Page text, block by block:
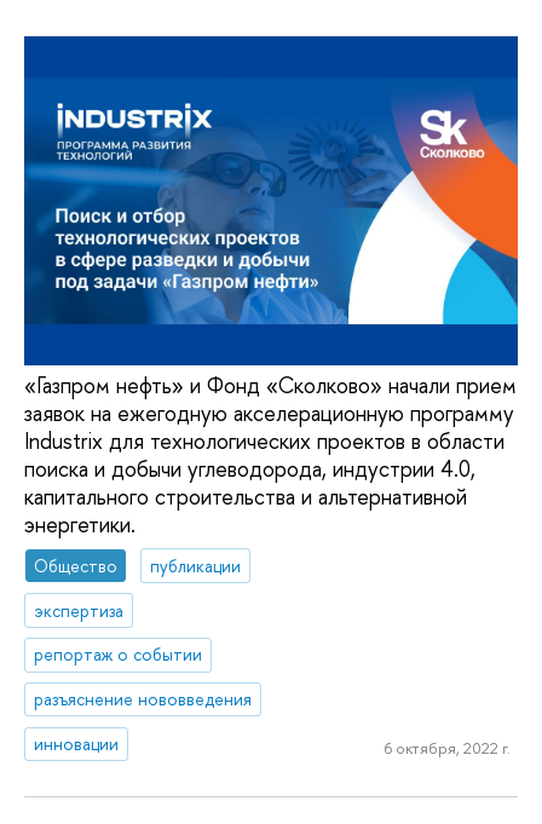
«Газпром нефть» и Фонд «Сколково» начали прием
заявок на ежегодную акселерационную программу
Industrix для технологических проектов в области
поиска и добычи углеводорода, индустрии 4.0,
капитального строительства и альтернативной
энергетики.
Общество
публикации
экспертиза
репортаж о событии
разъяснение нововведения
инновации
6 октября, 2022 г.